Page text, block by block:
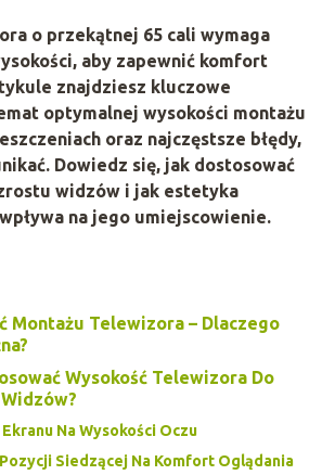
o przekątnej 65 cali wymaga
aby zapewnić komfort
znajdziesz kluczowe
optymalnej wysokości montażu
oraz najczęstsze błędy,
Dowiedz się, jak dostosować
widzów i jak estetyka
na jego umiejscowienie.
Montażu Telewizora – Dlaczego
Wysokość Telewizora Do
Na Wysokości Oczu
Siedzącej Na Komfort Oglądania